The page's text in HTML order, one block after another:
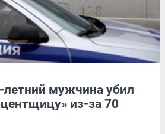
мужчина убил
из-за 70